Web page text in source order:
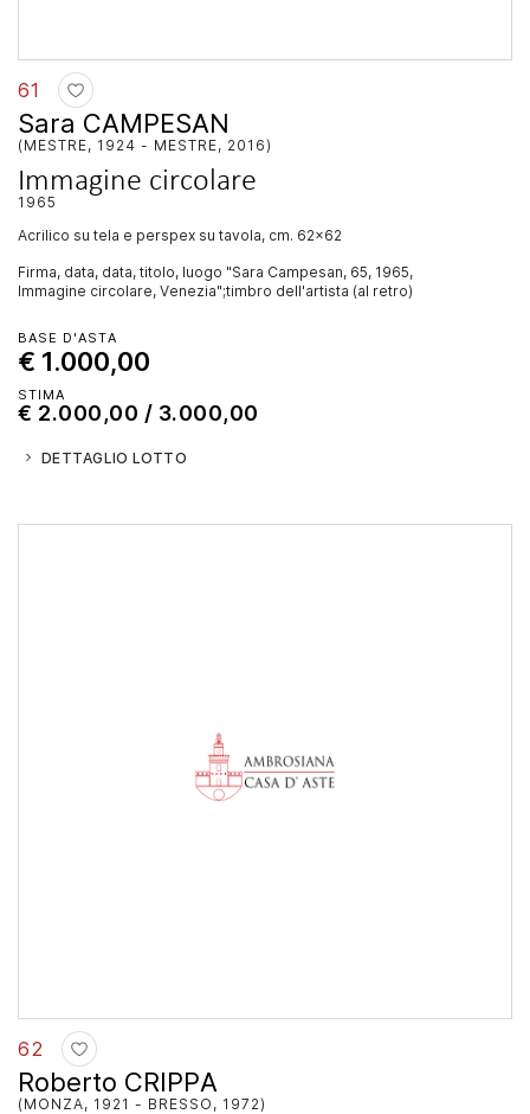
61
Sara CAMPESAN
(MESTRE, 1924 - MESTRE, 2016)
Immagine circolare
1965
acrilico su tela e perspex su tavola, cm. 62x62
Firma, data, data, titolo, luogo "Sara Campesan, 65, 1965,
Immagine circolare, Venezia";timbro dell'artista (al retro)
BASE D'ASTA
€ 1.000,00
STIMA
€ 2.000,00 / 3.000,00
DETTAGLIO LOTTO
62
Roberto CRIPPA
(MONZA, 1921 - BRESSO, 1972)